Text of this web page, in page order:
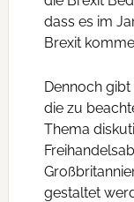
dass es im
Brexit
Dennoch
die zu
Thema
gestaltet